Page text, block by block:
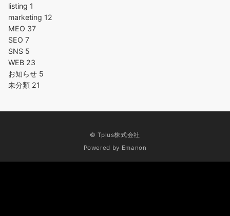
listing 1
marketing 12
MEO 37
SEO 7
SNS 5
WEB 23
お知らせ 5
未分類 21
© Tplus株式会社
Powered by Emanon